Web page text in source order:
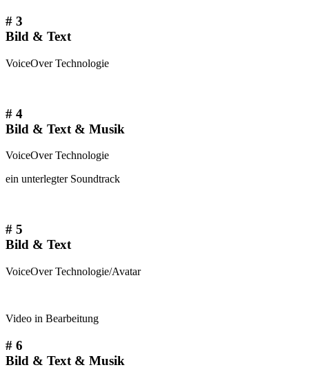
# 3
Bild & Text
VoiceOver Technologie
# 4
Bild & Text & Musik
VoiceOver Technologie
ein unterlegter Soundtrack
# 5
Bild & Text
VoiceOver Technologie/Avatar
Video in Bearbeitung
# 6
Bild & Text & Musik